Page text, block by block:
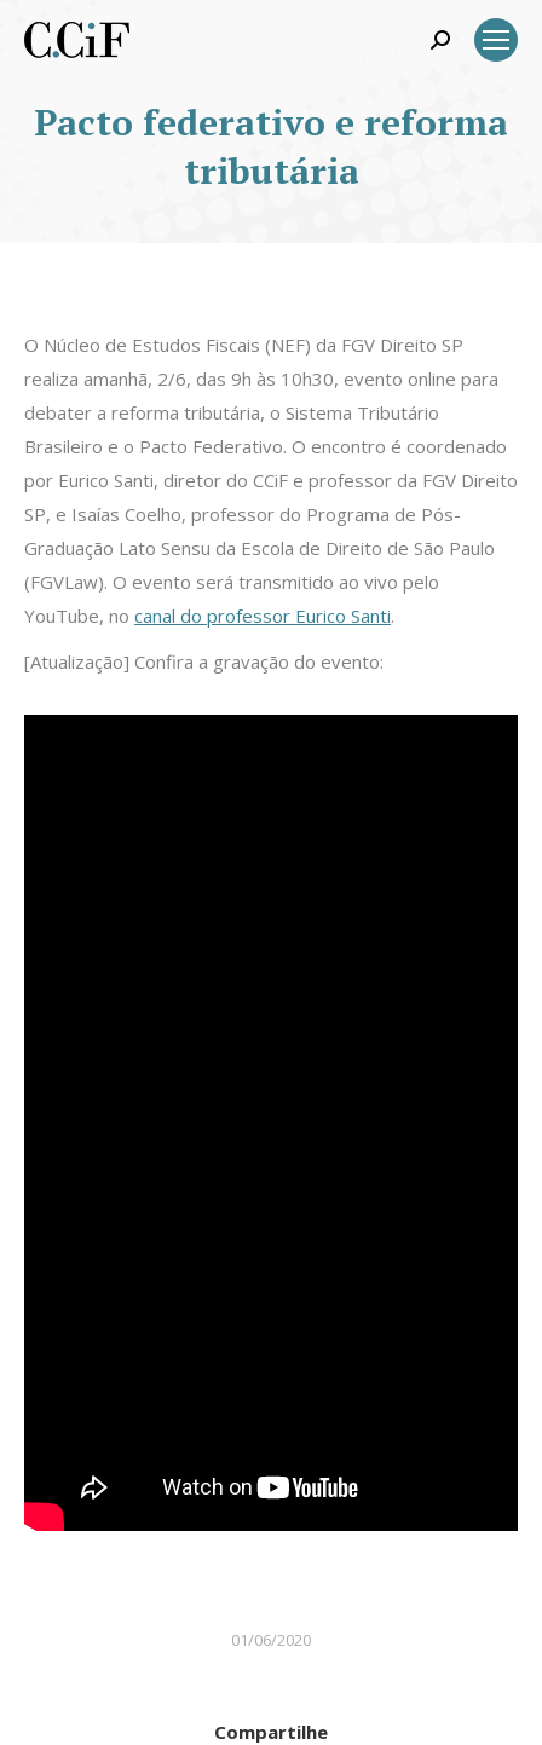
Search:
Pacto federativo e reforma
tributária
O Núcleo de Estudos Fiscais (NEF) da FGV Direito SP
realiza amanhã, 2/6, das 9h às 10h30, evento online para
debater a reforma tributária, o Sistema Tributário
Brasileiro e o Pacto Federativo. O encontro é coordenado
por Eurico Santi, diretor do CCiF e professor da FGV Direito
SP, e Isaías Coelho, professor do Programa de Pós-
Graduação Lato Sensu da Escola de Direito de São Paulo
(FGVLaw). ⁣⁣O evento será transmitido ao vivo pelo
YouTube, no canal do professor Eurico Santi.
[Atualização] Confira a gravação do evento:
01/06/2020
Compartilhe